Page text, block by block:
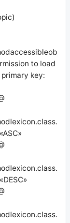
to load
key: